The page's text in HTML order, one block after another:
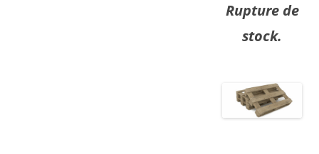
Rupture de
stock.